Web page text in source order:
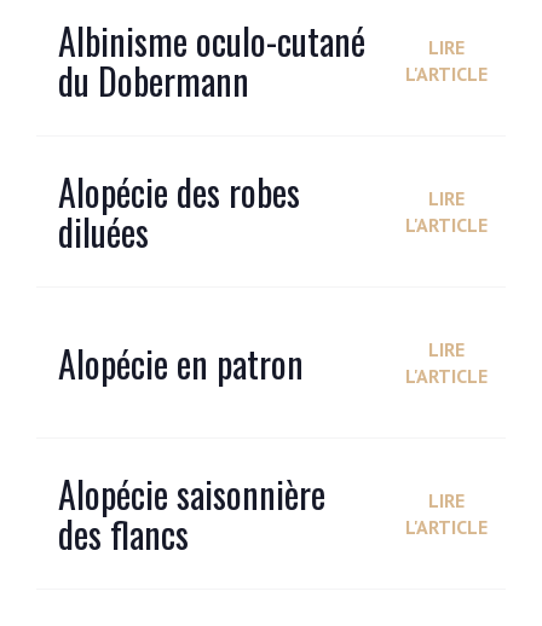
Albinisme oculo-cutané
du Dobermann
LIRE
L'ARTICLE
Alopécie des robes
diluées
LIRE
L'ARTICLE
Alopécie en patron
LIRE
L'ARTICLE
Alopécie saisonnière
des flancs
LIRE
L'ARTICLE